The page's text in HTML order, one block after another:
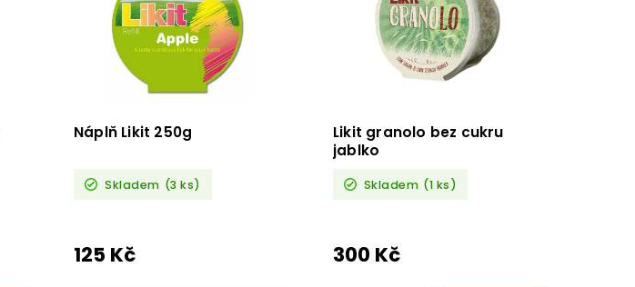
Náplň Likit 250g
Skladem (3 ks)
125 Kč
Likit granolo bez cukru
jablko
Skladem (1 ks)
300 Kč